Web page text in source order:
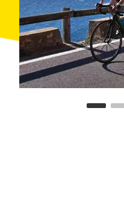
ciclista bordeará o
encanto costero, como
Maria de Llorell, entre